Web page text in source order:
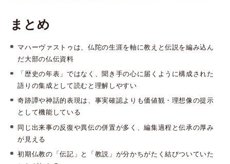
まとめ
マハーヴァストゥは、仏陀の生涯を軸に教えと伝説を編み込ん
だ大部の仏伝資料
「歴史の年表」ではなく、聞き手の心に届くように構成された
語りの集成として読むと理解しやすい
奇跡譚や神話的表現は、事実確認よりも価値観・理想像の提示
として機能している
同じ出来事の反復や異伝の併置が多く、編集過程と伝承の厚み
が見える
初期仏教の「伝記」と「教説」が分かちがたく結びついていた